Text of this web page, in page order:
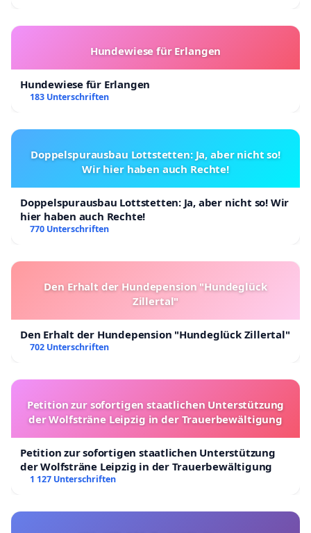
Hundewiese für Erlangen
Hundewiese für Erlangen
183 Unterschriften
Doppelspurausbau Lottstetten: Ja, aber nicht so!
Wir hier haben auch Rechte!
Doppelspurausbau Lottstetten: Ja, aber nicht so! Wir
hier haben auch Rechte!
770 Unterschriften
Den Erhalt der Hundepension "Hundeglück
Zillertal"
Den Erhalt der Hundepension "Hundeglück Zillertal"
702 Unterschriften
Petition zur sofortigen staatlichen Unterstützung
der Wolfsträne Leipzig in der Trauerbewältigung
Petition zur sofortigen staatlichen Unterstützung
der Wolfsträne Leipzig in der Trauerbewältigung
1 127 Unterschriften